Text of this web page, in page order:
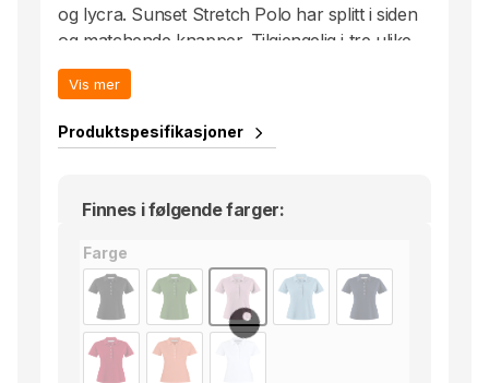
og lycra. Sunset Stretch Polo har splitt i siden
og matchende knapper. Tilgjengelig i tre ulike
modeller; tradisjonell regular fit, moderne slim
fit og en forsiktig innsvinget damemodell.
Vis mer
Produktspesifikasjoner
Finnes i følgende farger:
Farge